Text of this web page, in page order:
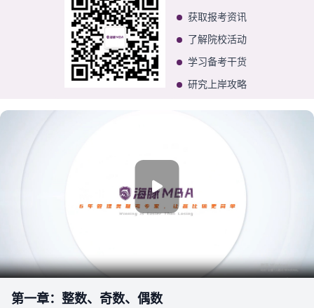
获取报考资讯
了解院校活动
学习备考干货
研究上岸攻略
第一章：整数、奇数、偶数